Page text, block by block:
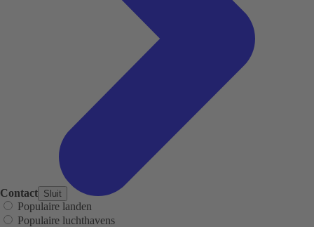
Contact Sluit
Populaire landen
Populaire luchthavens